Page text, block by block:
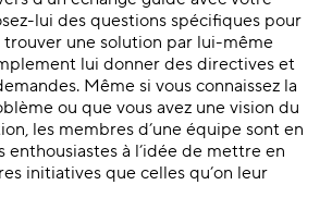
lui des questions spécifiques pour
une solution par lui-même
lui donner des directives et
Même si vous connaissez la
ou que vous avez une vision du
les membres d’une équipe sont en
enthousiastes à l’idée de mettre en
initiatives que celles qu’on leur